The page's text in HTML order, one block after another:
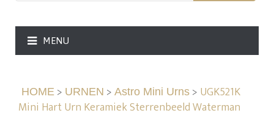
MENU
HOME> URNEN > Astro Mini Urns> UGK521K
Mini Hart Urn Keramiek Sterrenbeeld Waterman